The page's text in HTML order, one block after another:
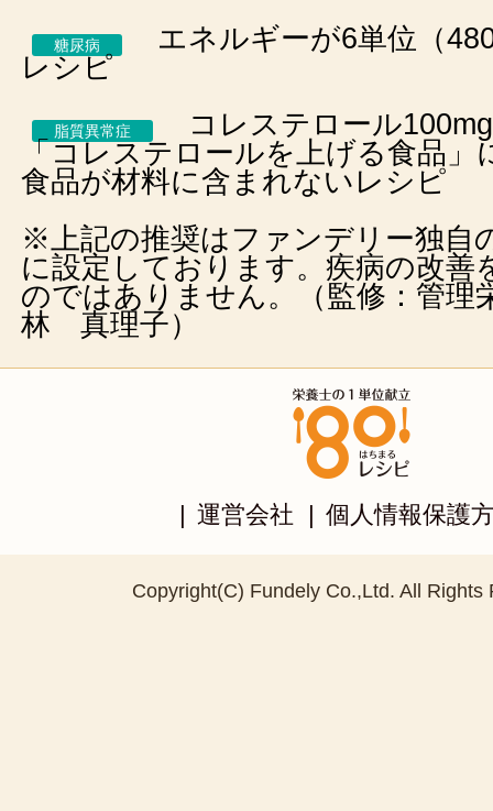
糖尿病
エネルギーが6単位（
レシピ
脂質異常症
コレステロール
「コレステロールを上げる食品」
食品が材料に含まれないレシピ
※上記の推奨はファンデリー独自
に設定しております。疾病の改善
のではありません。（監修：管
林 真理子）
運営会社 個人情報保護
Copyright(C) Fundely Co.,Ltd. All Rights